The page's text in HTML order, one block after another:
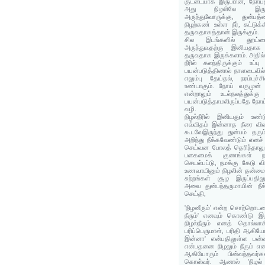
அது நிழலிலே
அருந்துவோருக்கு,
நிழற்கண் உள்ள நீர்,
தருவதாகத்தான் இருக்கும்.
சில இடங்களில்
அருந்துவதற்கு
தருவதாக இருக்கலாம்.
நீரில் கலந்திருக்கும்
பயன்படுத்தினால்
எலும்பு தேய்தல்,
உண்டாகும். நோய் வருமுன்
என்றாலும்
பயன்படுத்தாமலிருப்பதே
வழி.
நிழல்நீரில் இனியதும்
எவ்விதம் இன்னாத நீரை
கூடவேஇருந்து துன்பம்
அறிந்து நீக்கவேண்டும் எனச்
செய்வன போலத்
பகைமைக் குணங்கள்
செயல்பட்டு, நமக்கு கேடு
உணவாயினும் நிழலின்
சுற்றங்கள் சூழ
அவை துன்பந்தருமாயின்
செய்தி,
'நிழனீரும்' என்ற சொற்றொடரை
நீரும்' எனவும் கொண்டு
நிழல்நீரும் எனத்
பரிப்பெருமாள், பரிதி
இன்னா' என்பதிலுள்ள
என்பதனை நிழலும் நீரும்
ஆகியோரும்
கொள்வர். ஆனால் 'நிழல்